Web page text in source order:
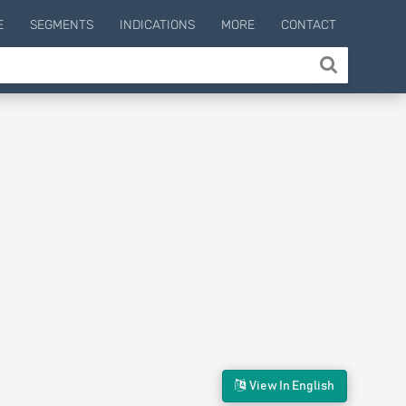
SEGMENTS INDICATIONS MORE CONTACT
View In English